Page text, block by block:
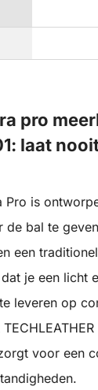
pro
laat
Pro is
de bal te
een
je een licht
leveren op
voor een